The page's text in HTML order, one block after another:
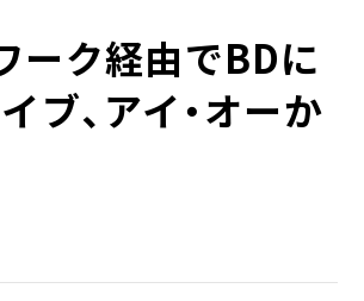
ーク経由でBDに
ブ、アイ・オーか